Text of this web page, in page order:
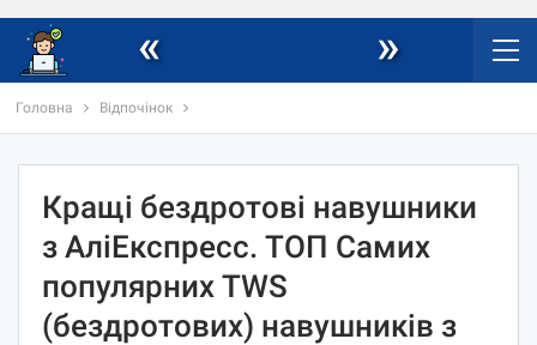
« »
Головна Відпочінок
Кращі бездротові навушники
з АліЕкспресс. ТОП Самих
популярних TWS
(бездротових) навушників з